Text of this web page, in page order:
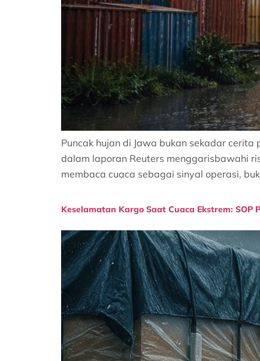
Puncak hujan di Jawa bukan sekadar
dalam laporan Reuters menggarisbawahi
membaca cuaca sebagai sinyal operasi,
Keselamatan Kargo Saat Cuaca Ekstrem: